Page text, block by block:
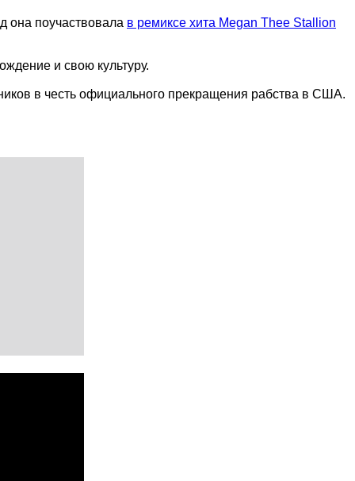
она поучаствовала в ремиксе хита Megan Thee Stallion
и свою культуру.
в честь официального прекращения рабства в США.